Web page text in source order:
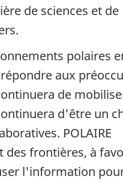
de sciences et de
polaires
aux
de
d'être un
POLAIRE
des frontières, à
l'information